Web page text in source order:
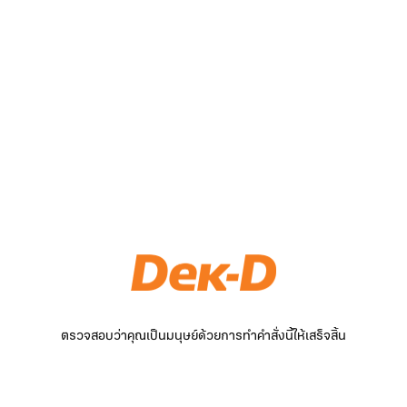
ตรวจสอบว่าคุณเป็นมนุษย์ด้วยการทำคำสั่งนี้ให้เสร็จสิ้น